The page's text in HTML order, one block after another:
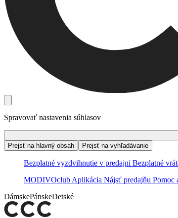
Spravovať nastavenia súhlasov
Prejsť na hlavný obsah
Prejsť na vyhľadávanie
Bezplatné vyzdvihnutie v predajni Bezplatné
MODIVOclub Aplikácia Nájsť predajňu Pomoc
DámskePánskeDetské